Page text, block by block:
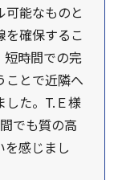
能なものと
を確保するこ
短時間での完
ことで近隣へ
した。T.Ｅ様
でも質の高
を感じまし